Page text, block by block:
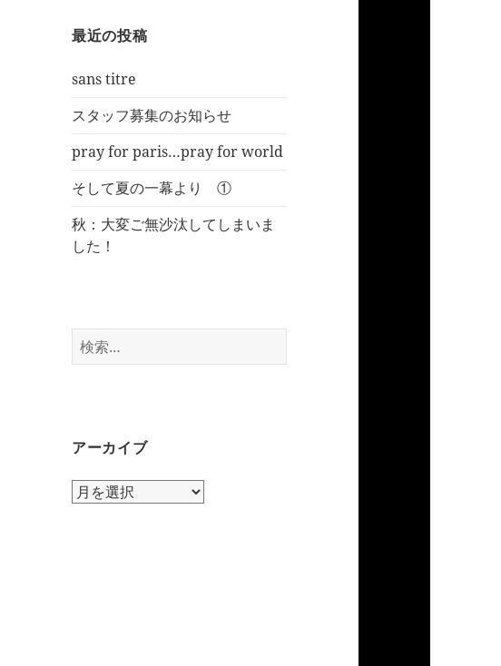
最近の投稿
sans titre
スタッフ募集のお知らせ
pray for paris…pray for world
そして夏の一幕より ①
秋：大変ご無沙汰してしまいま
した！
検
索:
アーカイブ
ア